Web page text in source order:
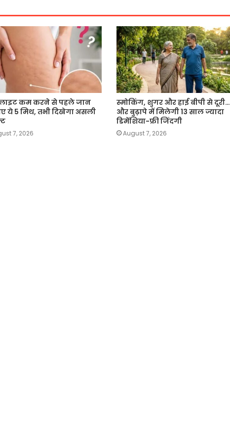
कम करने से पहले जान
ये 5 मिथ, तभी दिखेगा असली
7, 2026
स्मोकिंग, शुगर और हाई बीपी से दूरी…
और बुढ़ापे में मिलेगी 13 साल ज्यादा
डिमेंशिया-फ्री जिंदगी
August 7, 2026